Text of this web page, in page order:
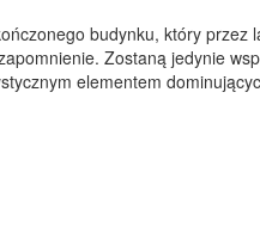
budynku, który przez
Zostaną jedynie
elementem